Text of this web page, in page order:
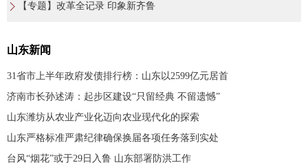
【专题】改革全记录 印象新齐鲁
山东新闻
31省市上半年政府发债排行榜：山东以2599亿元居首
济南市长孙述涛：起步区建设“只留经典 不留遗憾”
山东潍坊从农业产业化迈向农业现代化的探索
山东严格标准严肃纪律确保换届各项任务落到实处
台风“烟花”或于29日入鲁 山东部署防洪工作